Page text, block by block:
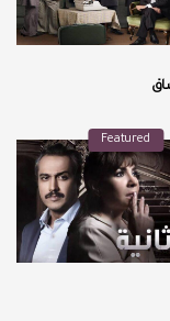
Featured